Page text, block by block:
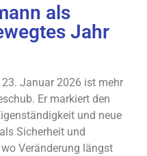
als
Jahr
Januar 2026 ist mehr
Er markiert den
und neue
Sicherheit und
Veränderung längst